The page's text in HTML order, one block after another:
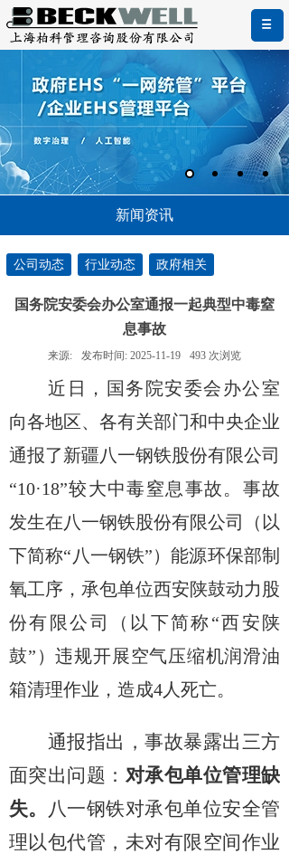
新闻资讯
公司动态 行业动态 政府相关
国务院安委会办公室通报一起典型中毒窒
息事故
来源: 发布时间: 2025-11-19 493 次浏览
近日，国务院安委会办公室
向各地区、各有关部门和中央企业
通报了新疆八一钢铁股份有限公司
“10·18”较大中毒窒息事故。事故
发生在八一钢铁股份有限公司（以
下简称“八一钢铁”）能源环保部制
氧工序，承包单位西安陕鼓动力股
份有限公司（以下简称“西安陕
鼓”）违规开展空气压缩机润滑油
箱清理作业，造成4人死亡。
通报指出，事故暴露出三方
面突出问题： 对承包单位管理缺
失。 八一钢铁对承包单位安全管
理以包代管，未对有限空间作业